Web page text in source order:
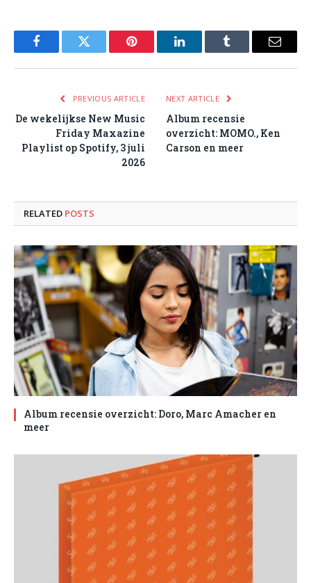
FacebookTwitter Pinterest LinkedInTumblr Email
PREVIOUS ARTICLE
De wekelijkse New Music
Friday Maxazine
Playlist op Spotify, 3 juli
2026
NEXT ARTICLE
Album recensie
overzicht: MOMO., Ken
Carson en meer
RELATED POSTS
Album recensie overzicht: Doro, Marc Amacher en
meer